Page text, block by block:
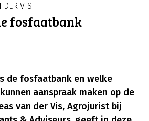
DER VIS
fosfaatbank
de fosfaatbank en welke
aanspraak maken op de
van der Vis, Agrojurist bij